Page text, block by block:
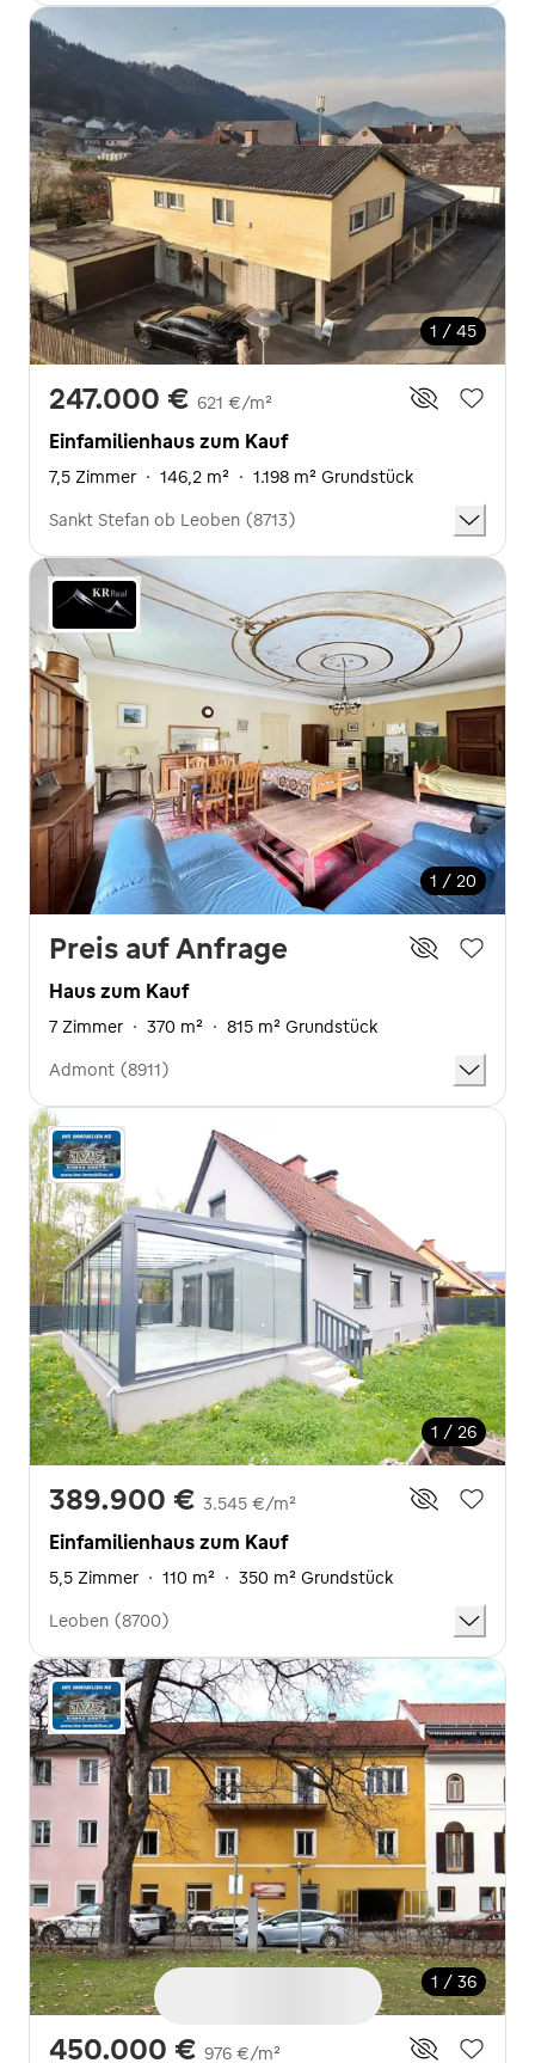
1 / 45
247.000 € 621 €/m²
Einfamilienhaus zum Kauf
7,5 Zimmer · 146,2 m² · 1.198 m² Grundstück
Sankt Stefan ob Leoben (8713)
1 / 20
Preis auf Anfrage
Haus zum Kauf
7 Zimmer · 370 m² · 815 m² Grundstück
Admont (8911)
1 / 26
389.900 € 3.545 €/m²
Einfamilienhaus zum Kauf
5,5 Zimmer · 110 m² · 350 m² Grundstück
Leoben (8700)
1 / 36
450.000 € 976 €/m²